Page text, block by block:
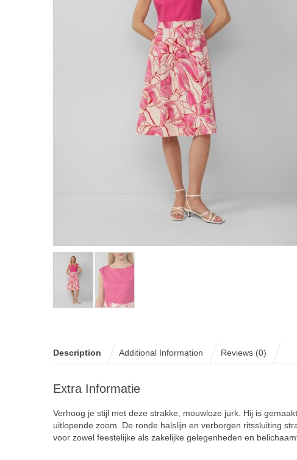
Description Additional Information Reviews (0)
Extra Informatie
Verhoog je stijl met deze strakke, mouwloze jurk. Hij is
uitlopende zoom. De ronde halslijn en verborgen ritssluiting
voor zowel feestelijke als zakelijke gelegenheden en